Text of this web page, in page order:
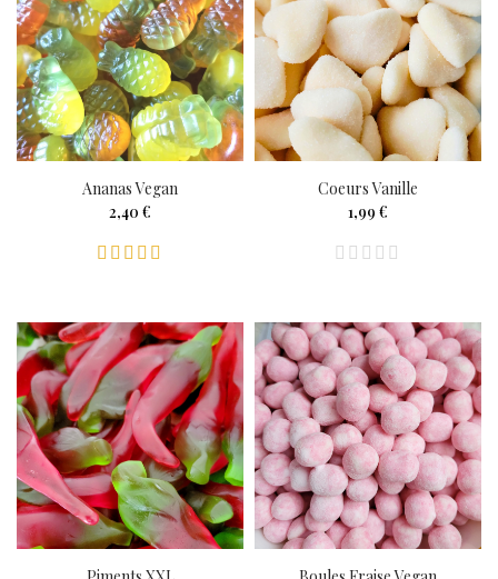
Ananas Vegan
2,40 €
Coeurs Vanille
1,99 €